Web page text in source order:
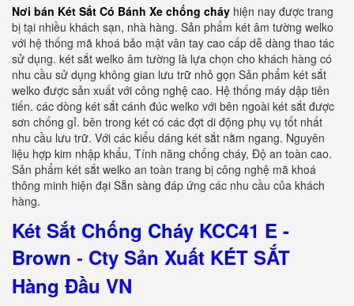
Nơi bán Két Sắt Có Bánh Xe chống cháy hiện nay được trang
bị tại nhiều khách sạn, nhà hàng. Sản phẩm két âm tường welko
với hệ thống mã khoá bảo mật vân tay cao cấp dễ dàng thao tác
sử dụng. két sắt welko âm tường là lựa chọn cho khách hàng có
nhu cầu sử dụng không gian lưu trữ nhỏ gọn Sản phẩm két sắt
welko được sản xuất với công nghệ cao. Hệ thống máy dập tiên
tiến. các dòng két sắt cánh đúc welko với bên ngoài két sắt được
sơn chống gỉ. bên trong két có các đợt di động phụ vụ tốt nhất
nhu cầu lưu trữ. Với các kiểu dáng két sắt nằm ngang. Nguyên
liệu hợp kim nhập khẩu, Tính năng chống cháy, Độ an toàn cao.
Sản phẩm két sắt welko an toàn trang bị công nghệ mã khoá
thông minh hiện đại Sẵn sàng đáp ứng các nhu cầu của khách
hàng.
Két Sắt Chống Cháy KCC41 E -
Brown - Cty Sản Xuất KÉT SẮT
Hàng Đầu VN